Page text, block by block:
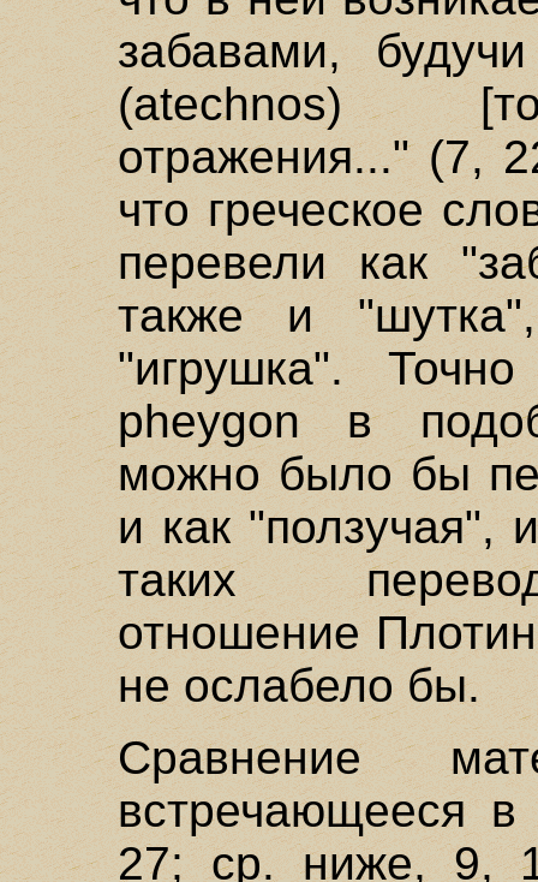
забавами,
(atechnos)
отражения..." (7,
что греческое
перевели как
также и
"игрушка".
pheygon в
можно было бы
и как "ползучая",
таких
отношение
не ослабело бы.
Сравнение
встречающееся в
27; ср. ниже, 9,